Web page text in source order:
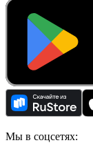
Мы в соцсетях: